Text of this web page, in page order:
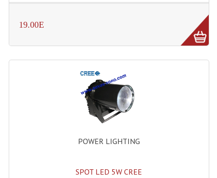
Lecteurs Cd À Plats
Lecteurs Cd À Plats Lecteur MP3
Lecteurs Double Cd Mixage Intégrée
Lecteurs Double Cd MP3
Lecteurs Lasers Simple Et Mp3 (rack 19")
19.00E
POWER LIGHTING
SPOT LED 5W CREE